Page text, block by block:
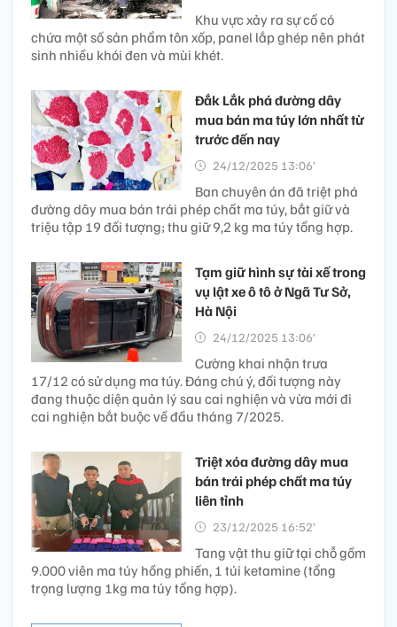
Khu vực xảy ra sự cố có
chứa một số sản phẩm tôn xốp, panel lắp ghép nên phát
sinh nhiều khói đen và mùi khét.
Đắk Lắk phá đường dây
mua bán ma túy lớn nhất từ
trước đến nay
24/12/2025 13:06’
Ban chuyên án đã triệt phá
đường dây mua bán trái phép chất ma túy, bắt giữ và
triệu tập 19 đối tượng; thu giữ 9,2 kg ma túy tổng hợp.
Tạm giữ hình sự tài xế trong
vụ lật xe ô tô ở Ngã Tư Sở,
Hà Nội
24/12/2025 13:06’
Cường khai nhận trưa
17/12 có sử dụng ma túy. Đáng chú ý, đối tượng này
đang thuộc diện quản lý sau cai nghiện và vừa mới đi
cai nghiện bắt buộc về đầu tháng 7/2025.
Triệt xóa đường dây mua
bán trái phép chất ma túy
liên tỉnh
23/12/2025 16:52’
Tang vật thu giữ tại chỗ gồm
9.000 viên ma túy hồng phiến, 1 túi ketamine (tổng
trọng lượng 1kg ma túy tổng hợp).